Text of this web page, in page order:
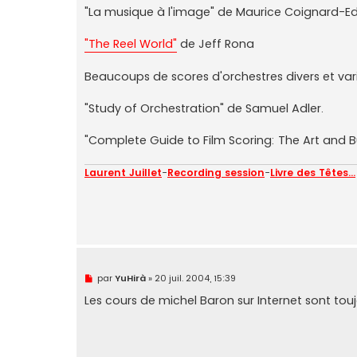
g
e
o
n
"La musique à l'image" de Maurice Coignard-
"The Reel World" de Jeff Rona
Beaucoups de scores d'orchestres divers et
"Study of Orchestration" de Samuel Adler.
"Complete Guide to Film Scoring: The Art and
Laurent Juillet-Recording session-Livre des Têtes...
M
e
s
s
parYuHirà» 20 juil. 2004, 15:39
Les cours de michel Baron sur Internet sont